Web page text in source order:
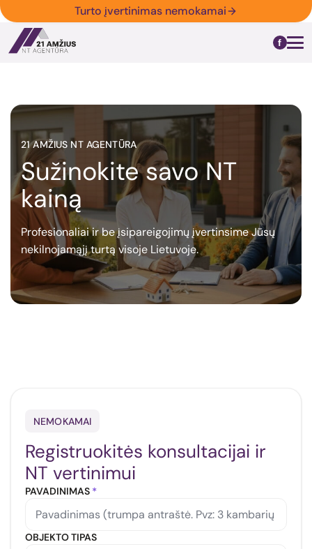
Turto įvertinimas nemokamai
21 AMŽIUS NT AGENTŪRA
Sužinokite savo NT
kainą
Profesionaliai ir be įsipareigojimų įvertinsime Jūsų
nekilnojamąjį turtą visoje Lietuvoje.
NEMOKAMAI
Registruokitės konsultacijai ir
NT vertinimui
PAVADINIMAS *
OBJEKTO TIPAS